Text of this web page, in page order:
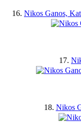
16. Nikos Ganos,
17.
18. Nikos